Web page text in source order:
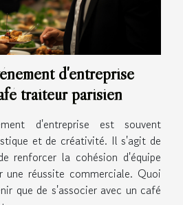
d'entreprise
traiteur parisien
d'entreprise est souvent
et de créativité. Il s'agit de
renforcer la cohésion d'équipe
une réussite commerciale. Quoi
que de s'associer avec un café